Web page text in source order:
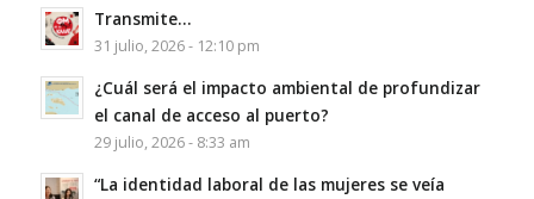
Transmite…
31 julio, 2026 - 12:10 pm
¿Cuál será el impacto ambiental de profundizar
el canal de acceso al puerto?
29 julio, 2026 - 8:33 am
“La identidad laboral de las mujeres se veía